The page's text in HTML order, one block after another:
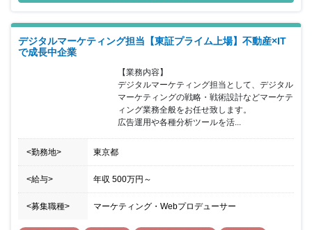
デジタルマーケティング担当【東証プライム上場】不動産×IT
で成長中企業
【業務内容】
デジタルマーケティング担当として、デジタル
マーケティングの戦略・戦術設計などマーケテ
ィング業務全般をお任せ致します。
広告運用や各種分析ツールを活...
<勤務地> 東京都
<給与> 年収 500万円 ～
<募集職種> マーケティング・Webプロデューサー